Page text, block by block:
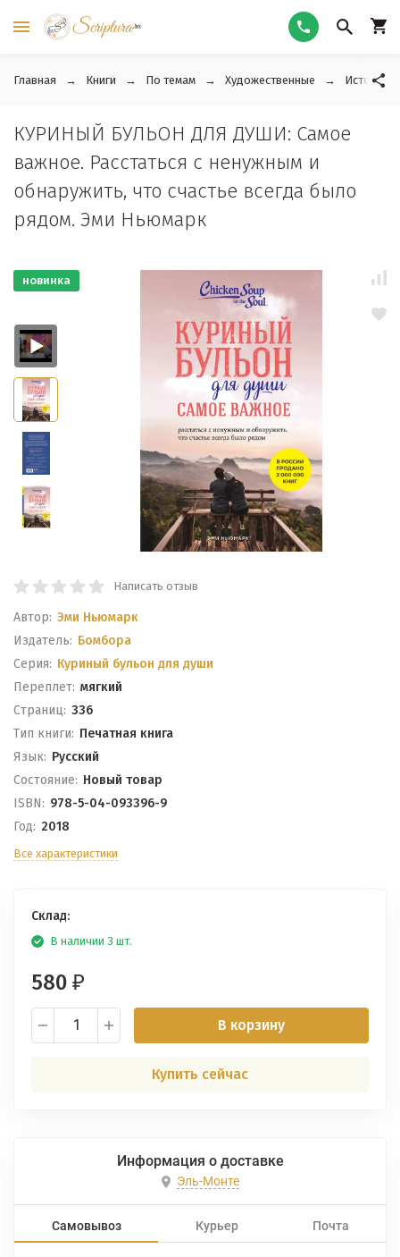
Главная Книги По темам Художественные Истории
КУРИНЫЙ БУЛЬОН ДЛЯ ДУШИ: Самое
важное. Расстаться с ненужным и
обнаружить, что счастье всегда было
рядом. Эми Ньюмарк
новинка
Написать отзыв
Автор: Эми Ньюмарк
Издатель: Бомбора
Серия: Куриный бульон для души
Переплет: мягкий
Cтраниц: 336
Тип книги: Печатная книга
Язык: Русский
Состояние: Новый товар
ISBN: 978-5-04-093396-9
Год: 2018
Все характеристики
Склад:
В наличии 3 шт.
580 ₽
В корзину
Купить сейчас
Информация о доставке
Эль-Монте
Самовывоз Курьер Почта